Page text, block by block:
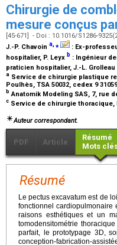
Chirurgie de
mesure conçus
[45-671] - Doi : 10.1016/S1286-
J.-P. Chavoin a,⁎ : Ex-
hospitalier, P. Leyx b : Ingénieur
praticien hospitalier, J.-L. Grolleau
a Service de chirurgie plastique
Poulhès, TSA 50032, cedex 9
b Anatomik Modeling SAS, 7, rue
c Service de chirurgie thoracique,
Auteur correspondant.
PDF Article
Résumé
Mots
Résumé
Le pectus excavatum est de
fonctionnel cardiopulmonaire
raisons esthétiques et un
tomodensitométrie
parfait, le prototypage 3D,
conception-fabrication-